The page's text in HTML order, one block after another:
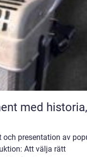
presentation av
Att välja rätt